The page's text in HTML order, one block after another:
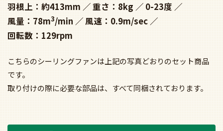
羽根上：約413mm
重さ：8kg
0-23度
風量：78m3/min
風速：0.9m/sec
回転数：129rpm
こちらのシーリングファンは上記の写真どおりのセット商品
です。
取り付けの際に必要な部品は、すべて同梱されております。